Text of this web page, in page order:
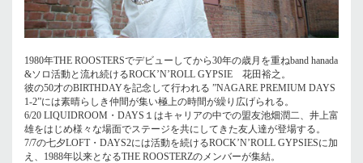
1980年THE ROOSTERSでデビューしてから30年の歳月を重ねband hanada
&ソロ活動と流れ続けるROCK’N’ROLL GYPSIE 花田裕之。
彼の50才のBIRTHDAYを記念して行われる ”NAGARE PREMIUM DAYS
1-2”には素晴らしき仲間が集い極上の時間が繰り広げられる。
6/20 LIQUIDROOM・DAYS１はキャリアの中での盟友池畑潤二、井上富
雄をはじめ様々な場面でステージを共にしてきた友人達が登場する。
7/7の七夕LOFT・DAYS2には活動を続けるROCK’N’ROLL GYPSIESに加
え、1988年以来となるTHE ROOSTERZのメンバーが集結。